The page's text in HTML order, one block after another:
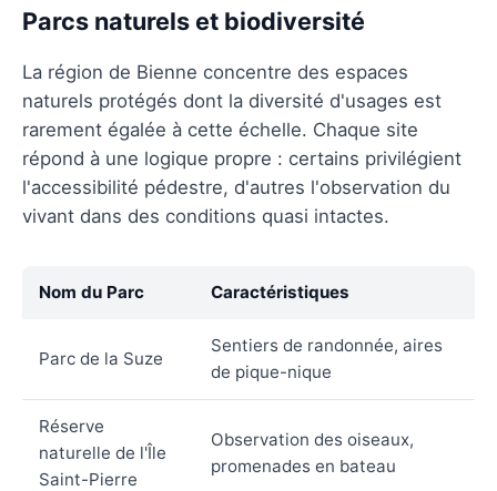
Parcs naturels et biodiversité
La région de Bienne concentre des espaces
naturels protégés dont la diversité d'usages est
rarement égalée à cette échelle. Chaque site
répond à une logique propre : certains privilégient
l'accessibilité pédestre, d'autres l'observation du
vivant dans des conditions quasi intactes.
Nom du Parc Caractéristiques
Parc de la Suze
Sentiers de randonnée, aires
de pique-nique
Réserve
naturelle de l'Île
Saint-Pierre
Observation des oiseaux,
promenades en bateau